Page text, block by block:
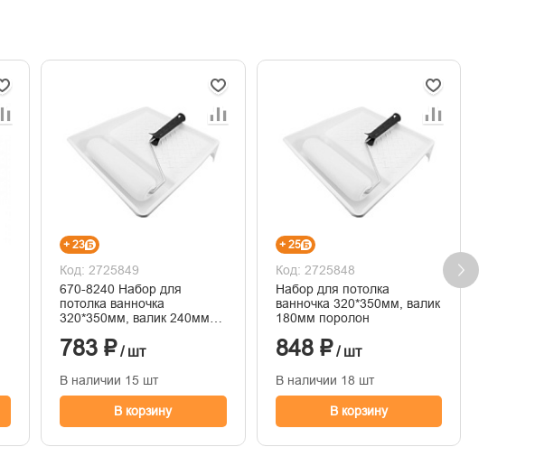
+ 23
Код: 2725849
670-8240 Набор для
потолка ванночка
320*350мм, валик 240мм
783 ₽ / шт
В наличии 15 шт
В корзину
+ 25
Код: 2725848
Набор для потолка
ванночка 320*350мм, валик
180мм поролон
848 ₽/ шт
В наличии 18 шт
В корзину